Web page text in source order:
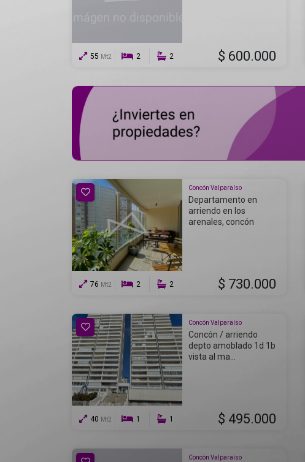
55 Mt2 2 2 $ 600.000
Concón Valparaíso
Departamento en
arriendo en los
arenales, concón
76 Mt2 2 2 $ 730.000
Concón Valparaíso
Concón / arriendo
depto amoblado 1d 1b
vista al ma...
40 Mt2 1 1 $ 495.000
Concón Valparaíso